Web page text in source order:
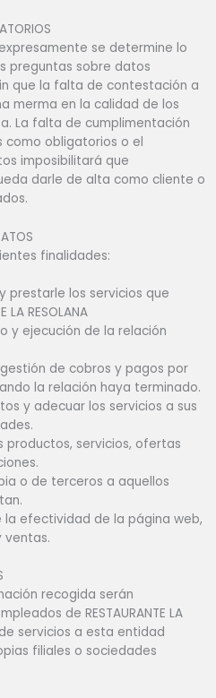
se determine lo
preguntas sobre datos
que la falta de contestación a
merma en la calidad de los
La falta de cumplimentación
como obligatorios o el
imposibilitará que
pueda darle de alta como cliente o
finalidades:
prestarle los servicios que
LA RESOLANA
y ejecución de la relación
de cobros y pagos por
la relación haya terminado.
y adecuar los servicios a sus
productos, servicios, ofertas
o de terceros a aquellos
la efectividad de la página web,
ventas.
recogida serán
de RESTAURANTE LA
servicios a esta entidad
filiales o sociedades